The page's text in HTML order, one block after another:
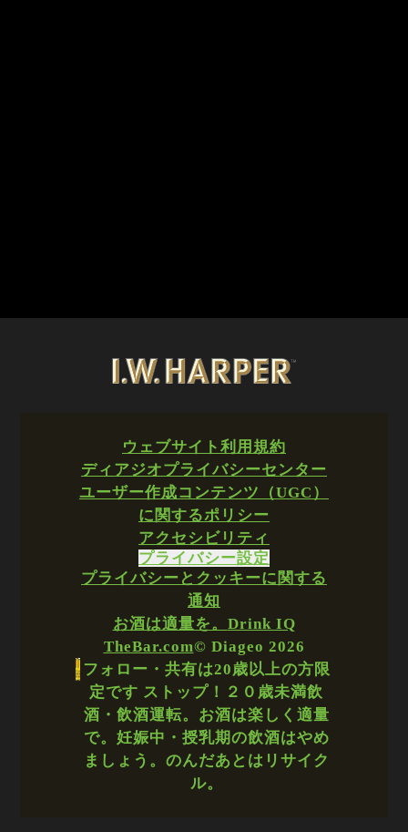
ウェブサイト利用規約
ディアジオプライバシーセンター
ユーザー作成コンテンツ（UGC）
に関するポリシー
アクセシビリティ
プライバシー設定
プライバシーとクッキーに関する
通知
お酒は適量を。 Drink IQ
TheBar.com© Diageo 2026
フォロー・共有は20歳以上の方限
定です ストップ！２０歳未満飲
酒・飲酒運転。お酒は楽しく適量
で。妊娠中・授乳期の飲酒はやめ
ましょう。のんだあとはリサイク
ル。